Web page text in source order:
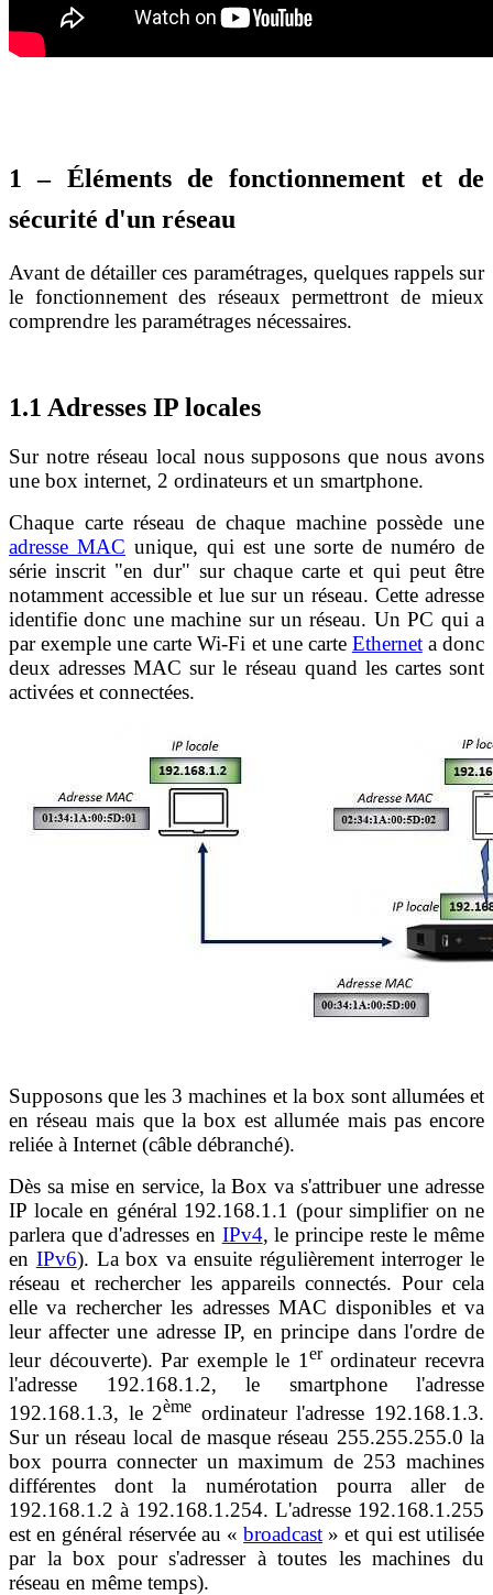
1 – Éléments de fonctionnement et de
sécurité d'un réseau
Avant de détailler ces paramétrages, quelques rappels sur
le fonctionnement des réseaux permettront de mieux
comprendre les paramétrages nécessaires.
1.1 Adresses IP locales
Sur notre réseau local nous supposons que nous avons
une box internet, 2 ordinateurs et un smartphone.
Chaque carte réseau de chaque machine possède une
adresse MAC unique, qui est une sorte de numéro de
série inscrit "en dur" sur chaque carte et qui peut être
notamment accessible et lue sur un réseau. Cette adresse
identifie donc une machine sur un réseau. Un PC qui a
par exemple une carte Wi-Fi et une carte Etherneta donc
deux adresses MAC sur le réseau quand les cartes sont
activées et connectées.
Supposons que les 3 machines et la box sont allumées et
en réseau mais que la box est allumée mais pas encore
reliée à Internet (câble débranché).
Dès sa mise en service, la Box va s'attribuer une adresse
IP locale en général 192.168.1.1 (pour simplifier on ne
parlera que d'adresses en IPv4, le principe reste le même
en IPv6). La box va ensuite régulièrement interroger le
réseau et rechercher les appareils connectés. Pour cela
elle va rechercher les adresses MAC disponibles et va
leur affecter une adresse IP, en principe dans l'ordre de
leur découverte). Par exemple le 1 erordinateur recevra
l'adresse 192.168.1.2, le smartphone l'adresse
192.168.1.3, le 2ème ordinateur l'adresse 192.168.1.3.
Sur un réseau local de masque réseau 255.255.255.0 la
box pourra connecter un maximum de 253 machines
différentes dont la numérotation pourra aller de
192.168.1.2 à 192.168.1.254. L'adresse 192.168.1.255
est en général réservée au «broadcast » et qui est utilisée
par la box pour s'adresser à toutes les machines du
réseau en même temps).